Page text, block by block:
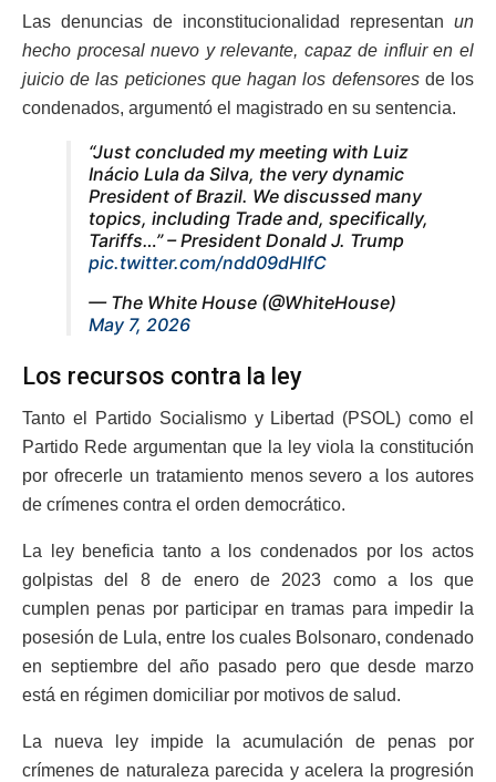
Las denuncias de inconstitucionalidad representan un
hecho procesal nuevo y relevante, capaz de influir en el
juicio de las peticiones que hagan los defensoresde los
condenados, argumentó el magistrado en su sentencia.
“Just concluded my meeting with Luiz
Inácio Lula da Silva, the very dynamic
President of Brazil. We discussed many
topics, including Trade and, specifically,
Tariffs…” – President Donald J. Trump
pic.twitter.com/ndd09dHIfC
— The White House (@WhiteHouse)
May 7, 2026
Los recursos contra la ley
Tanto el Partido Socialismo y Libertad (PSOL) como el
Partido Rede argumentan que la ley viola la constitución
por ofrecerle un tratamiento menos severo a los autores
de crímenes contra el orden democrático.
La ley beneficia tanto a los condenados por los actos
golpistas del 8 de enero de 2023 como a los que
cumplen penas por participar en tramas para impedir la
posesión de Lula, entre los cuales Bolsonaro, condenado
en septiembre del año pasado pero que desde marzo
está en régimen domiciliar por motivos de salud.
La nueva ley impide la acumulación de penas por
crímenes de naturaleza parecida y acelera la progresión